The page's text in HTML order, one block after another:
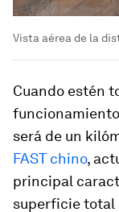
Vista aérea de la
Cuando estén
será de un
FAST chino,
principal
superficie total